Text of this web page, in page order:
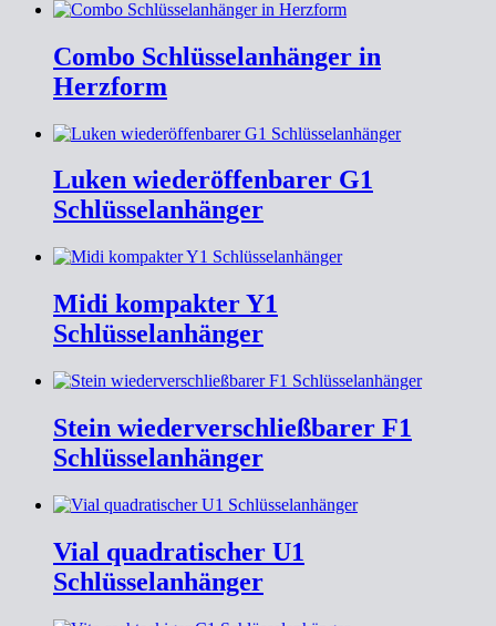
Combo Schlüsselanhänger in
Herzform
Luken wiederöffenbarer G1
Schlüsselanhänger
Midi kompakter Y1
Schlüsselanhänger
Stein wiederverschließbarer F1
Schlüsselanhänger
Vial quadratischer U1
Schlüsselanhänger